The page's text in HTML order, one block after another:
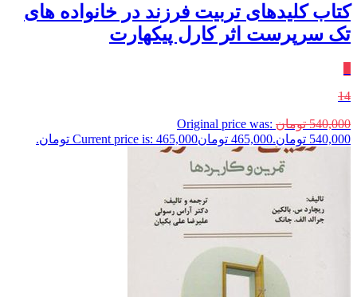
کتاب کلیدهای تربیت فرزند در خانواده های
تک سرپرست اثر کارل پیکهارت
14
540,000 تومان Original price was:
540,000 تومان.
465,000 تومانCurrent price is: 465,000 تومان.